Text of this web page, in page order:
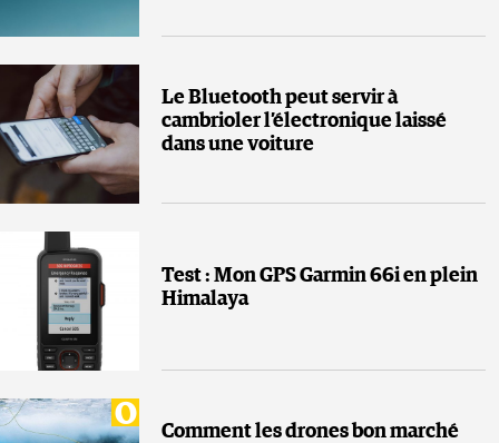
Le Bluetooth peut servir à
cambrioler l’électronique laissé
dans une voiture
Test : Mon GPS Garmin 66i en plein
Himalaya
Comment les drones bon marché